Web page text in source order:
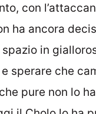
con
ha ancora
in
sperare che
che pure non lo